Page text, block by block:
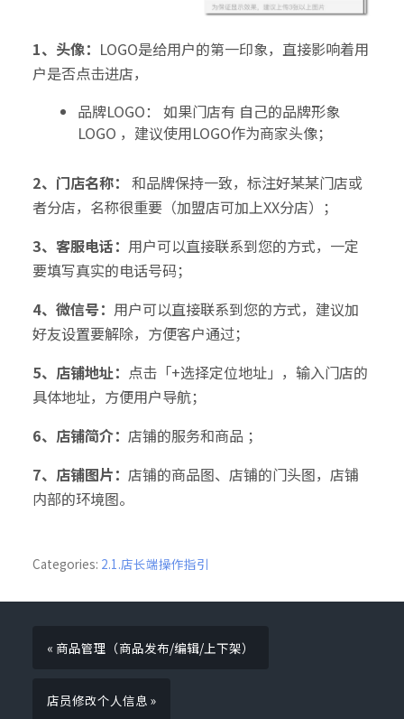
1、头像： LOGO是给用户的第一印象，直接影响着用
户是否点击进店，
品牌LOGO： 如果门店有 自己的品牌形象
LOGO ，建议使用LOGO作为商家头像；
2、门店名称： 和品牌保持一致，标注好某某门店或
者分店，名称很重要（加盟店可加上XX分店）；
3、客服电话： 用户可以直接联系到您的方式，一定
要填写真实的电话号码；
4、微信号： 用户可以直接联系到您的方式，建议加
好友设置要解除，方便客户通过；
5、店铺地址： 点击「+选择定位地址」，输入门店的
具体地址，方便用户导航；
6、店铺简介： 店铺的服务和商品 ；
7、店铺图片： 店铺的商品图、店铺的门头图，店铺
内部的环境图。
Categories: 2.1.店长端操作指引
« 商品管理（商品发布/编辑/上下架）
店员修改个人信息 »